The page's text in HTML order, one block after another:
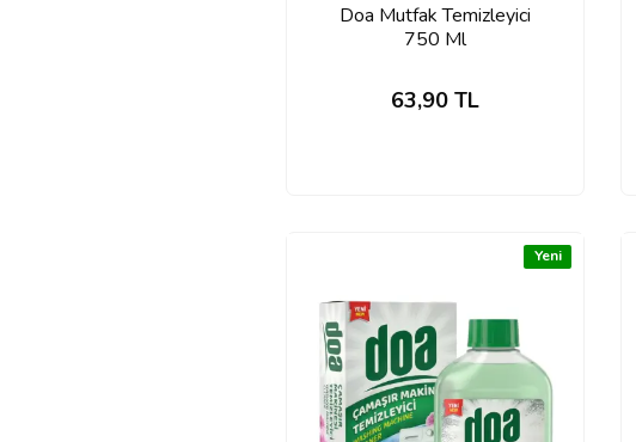
Doa Mutfak Temizleyici
750 Ml
63,90 TL
Yeni